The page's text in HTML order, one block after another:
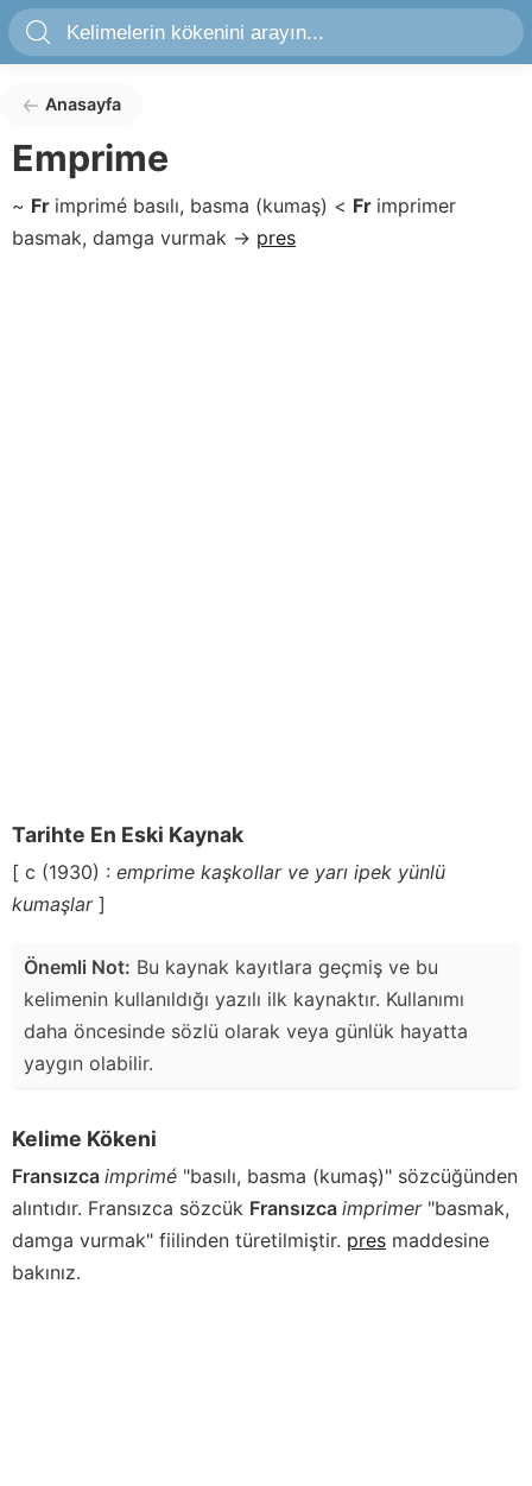
Anasayfa
Emprime
~ Fr imprimé basılı, basma (kumaş) < Fr imprimer
basmak, damga vurmak → pres
Tarihte En Eski Kaynak
[ c (1930) : emprime kaşkollar ve yarı ipek yünlü
kumaşlar]
Önemli Not: Bu kaynak kayıtlara geçmiş ve bu
kelimenin kullanıldığı yazılı ilk kaynaktır. Kullanımı
daha öncesinde sözlü olarak veya günlük hayatta
yaygın olabilir.
Kelime Kökeni
Fransızca imprimé "basılı, basma (kumaş)" sözcüğünden
alıntıdır. Fransızca sözcük Fransızca imprimer"basmak,
damga vurmak" fiilinden türetilmiştir. pres maddesine
bakınız.